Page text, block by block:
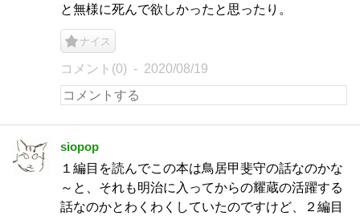
と無様に死んで欲しかったと思ったり。
ナイス
コメント(0) 2020/08/19
siopop
１編目を読んでこの本は鳥居甲斐守の話なのかな
～と、それも明治に入ってからの耀蔵の活躍する
話なのかとわくわくしていたのですけど、２編目